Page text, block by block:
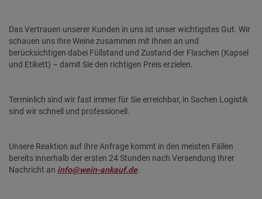
Das Vertrauen unserer Kunden in uns ist unser wichtigstes Gut. Wir
schauen uns Ihre Weine zusammen mit Ihnen an und
berücksichtigen dabei Füllstand und Zustand der Flaschen (Kapsel
und Etikett) – damit Sie den richtigen Preis erzielen.
Terminlich sind wir fast immer für Sie erreichbar, in Sachen Logistik
sind wir schnell und professionell.
Unsere Reaktion auf Ihre Anfrage kommt in den meisten Fällen
bereits innerhalb der ersten 24 Stunden nach Versendung Ihrer
Nachricht an info@wein-ankauf.de.